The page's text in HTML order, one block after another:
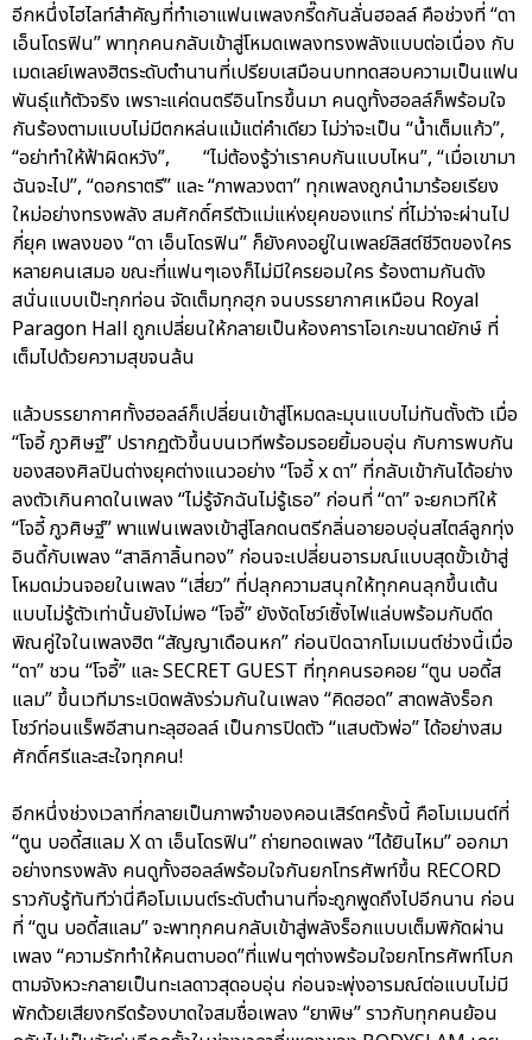
อีกหนึ่งไฮไลท์สำคัญที่ทำเอาแฟนเพลงกรี๊ดกันลั่นฮอลล์ คือช่วงที่ “ดา
เอ็นโดรฟิน” พาทุกคนกลับเข้าสู่โหมดเพลงทรงพลังแบบต่อเนื่อง กับ
เมดเลย์เพลงฮิตระดับตำนานที่เปรียบเสมือนบททดสอบความเป็นแฟน
พันธุ์แท้ตัวจริง เพราะแค่ดนตรีอินโทรขึ้นมา คนดูทั้งฮอลล์ก็พร้อมใจ
กันร้องตามแบบไม่มีตกหล่นแม้แต่คำเดียว ไม่ว่าจะเป็น “น้ำเต็มแก้ว”,
“อย่าทำให้ฟ้าผิดหวัง”, “ไม่ต้องรู้ว่าเราคบกันแบบไหน”, “เมื่อเขามา
ฉันจะไป”, “ดอกราตรี” และ “ภาพลวงตา” ทุกเพลงถูกนำมาร้อยเรียง
ใหม่อย่างทรงพลัง สมศักดิ์ศรีตัวแม่แห่งยุคของแทร่ ที่ไม่ว่าจะผ่านไป
กี่ยุค เพลงของ “ดา เอ็นโดรฟิน” ก็ยังคงอยู่ในเพลย์ลิสต์ชีวิตของใคร
หลายคนเสมอ ขณะที่แฟนๆเองก็ไม่มีใครยอมใคร ร้องตามกันดัง
สนั่นแบบเป๊ะทุกท่อน จัดเต็มทุกฮุก จนบรรยากาศเหมือน Royal
Paragon Hall ถูกเปลี่ยนให้กลายเป็นห้องคาราโอเกะขนาดยักษ์ ที่
เต็มไปด้วยความสุขจนล้น
แล้วบรรยากาศทั้งฮอลล์ก็เปลี่ยนเข้าสู่โหมดละมุนแบบไม่ทันตั้งตัว เมื่อ
“โจอี้ ภูวศิษฐ์” ปรากฏตัวขึ้นบนเวทีพร้อมรอยยิ้มอบอุ่น กับการพบกัน
ของสองศิลปินต่างยุคต่างแนวอย่าง “โจอี้ x ดา” ที่กลับเข้ากันได้อย่าง
ลงตัวเกินคาดในเพลง “ไม่รู้จักฉันไม่รู้เธอ” ก่อนที่ “ดา” จะยกเวทีให้
“โจอี้ ภูวศิษฐ์” พาแฟนเพลงเข้าสู่โลกดนตรีกลิ่นอายอบอุ่นสไตล์ลูกทุ่ง
อินดี้กับเพลง “สาลิกาลิ้นทอง” ก่อนจะเปลี่ยนอารมณ์แบบสุดขั้วเข้าสู่
โหมดม่วนจอยในเพลง “เสี่ยว” ที่ปลุกความสนุกให้ทุกคนลุกขึ้นเต้น
แบบไม่รู้ตัวเท่านั้นยังไม่พอ “โจอี้” ยังงัดโชว์เซิ้งไฟแล่บพร้อมกับดีด
พิณคู่ใจในเพลงฮิต “สัญญาเดือนหก” ก่อนปิดฉากโมเมนต์ช่วงนี้เมื่อ
“ดา” ชวน “โจอี้” และ SECRET GUEST ที่ทุกคนรอคอย “ตูน บอดี้ส
แลม” ขึ้นเวทีมาระเบิดพลังร่วมกันในเพลง “คิดฮอด” สาดพลังร็อก
โชว์ท่อนแร็พอีสานทะลุฮอลล์ เป็นการปิดตัว “แสบตัวพ่อ” ได้อย่างสม
ศักดิ์ศรีและสะใจทุกคน!
อีกหนึ่งช่วงเวลาที่กลายเป็นภาพจำของคอนเสิร์ตครั้งนี้ คือโมเมนต์ที่
“ตูน บอดี้สแลม X ดา เอ็นโดรฟิน” ถ่ายทอดเพลง “ได้ยินไหม” ออกมา
อย่างทรงพลัง คนดูทั้งฮอลล์พร้อมใจกันยกโทรศัพท์ขึ้น RECORD
ราวกับรู้ทันทีว่านี่คือโมเมนต์ระดับตำนานที่จะถูกพูดถึงไปอีกนาน ก่อน
ที่ “ตูน บอดี้สแลม” จะพาทุกคนกลับเข้าสู่พลังร็อกแบบเต็มพิกัดผ่าน
เพลง “ความรักทำให้คนตาบอด”ที่แฟนๆต่างพร้อมใจยกโทรศัพท์โบก
ตามจังหวะกลายเป็นทะเลดาวสุดอบอุ่น ก่อนจะพุ่งอารมณ์ต่อแบบไม่มี
พักด้วยเสียงกรีดร้องบาดใจสมชื่อเพลง “ยาพิษ” ราวกับทุกคนย้อน